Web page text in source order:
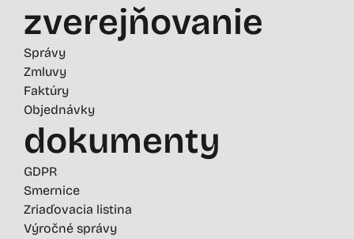
zverejňovanie
Správy
Zmluvy
Faktúry
Objednávky
dokumenty
GDPR
Smernice
Zriaďovacia listina
Výročné správy